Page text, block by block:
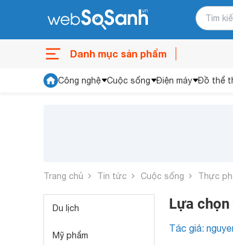
Danh mục sản phẩm
Công nghệ Cuộc sống Điện máy Đồ thể
Trang chủ Tin tức Cuộc sống Thực
Du lịch
Mỹ phẩm
Lựa
Tác giả: